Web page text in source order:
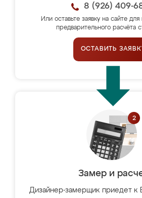
8 (926) 409-
Или оставьте заявку на сайте для
предварительного расчёта
ОСТАВИТЬ
Замер и
Дизайнер-замерщик приедет к